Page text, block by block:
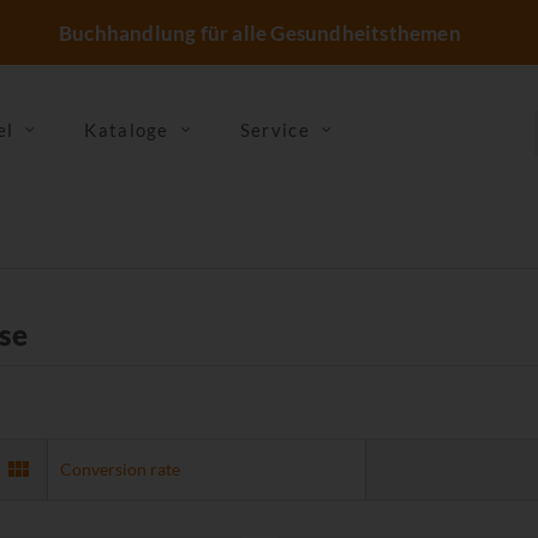
Buchhandlung für alle Gesundheitsthemen
Kataloge Service